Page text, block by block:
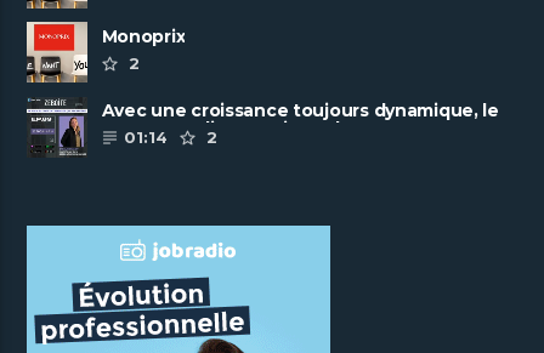
Monoprix
2
Avec une croissance toujours dynamique, le
groupe Scalian continue de ......
01:14 2